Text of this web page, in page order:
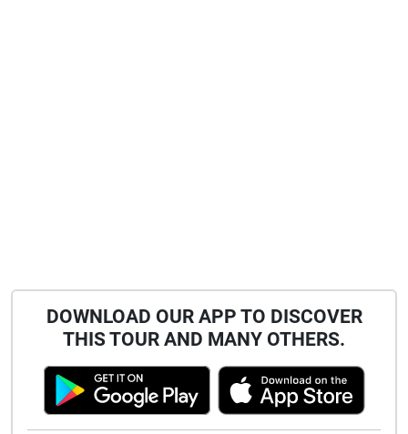
DOWNLOAD OUR APP TO DISCOVER
THIS TOUR AND MANY OTHERS.